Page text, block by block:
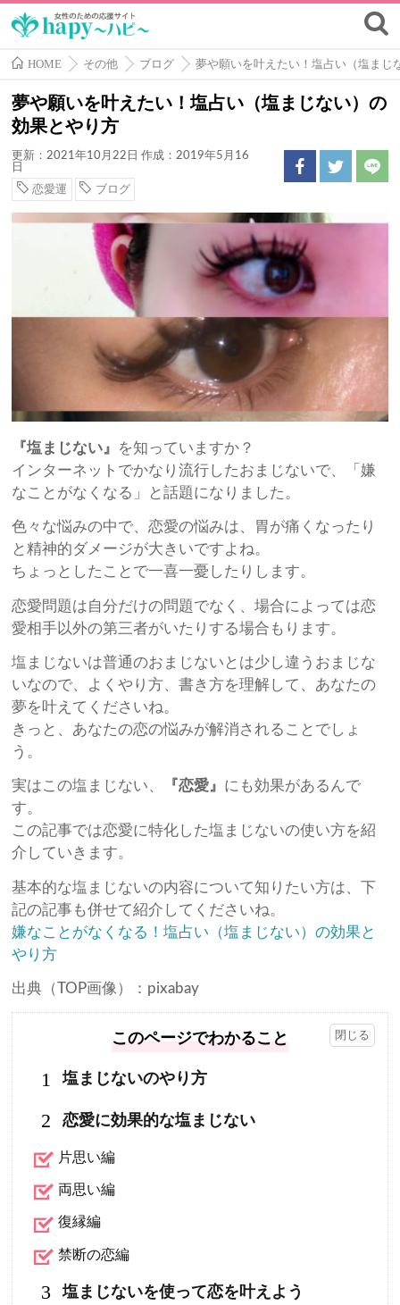
HOME その他 ブログ 夢や願いを叶えたい！塩占い（塩まじ
夢や願いを叶えたい！塩占い（塩まじない）の
効果とやり方
更新：2021年10月22日 作成：2019年5月16
日
恋愛運
ブログ
『塩まじない』 を知っていますか？
インターネットでかなり流行したおまじないで、「嫌
なことがなくなる」と話題になりました。
色々な悩みの中で、恋愛の悩みは、胃が痛くなったり
と精神的ダメージが大きいですよね。
ちょっとしたことで一喜一憂したりします。
恋愛問題は自分だけの問題でなく、場合によっては恋
愛相手以外の第三者がいたりする場合もります。
塩まじないは普通のおまじないとは少し違うおまじな
いなので、よくやり方、書き方を理解して、あなたの
夢を叶えてくださいね。
きっと、あなたの恋の悩みが解消されることでしょ
う。
実はこの塩まじない、 『恋愛』 にも効果があるんで
す。
この記事では恋愛に特化した塩まじないの使い方を紹
介していきます。
基本的な塩まじないの内容について知りたい方は、下
記の記事も併せて紹介してくださいね。
嫌なことがなくなる！塩占い（塩まじない）の効果と
やり方
出典（TOP画像）：pixabay
このページでわかること
1 塩まじないのやり方
2 恋愛に効果的な塩まじない
片思い編
両思い編
復縁編
禁断の恋編
3 塩まじないを使って恋を叶えよう